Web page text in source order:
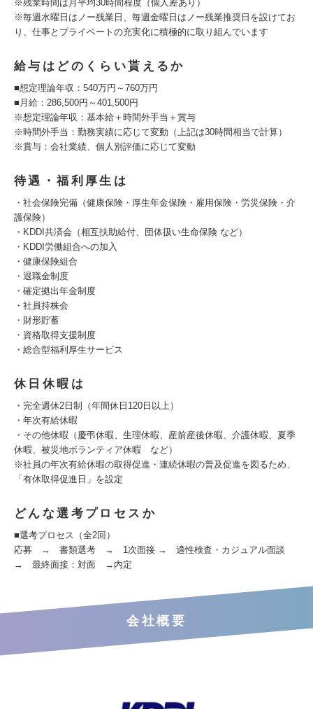
※残業時間は月平均30時間程度（個人差あり）
※毎週水曜日はノー残業日、毎週金曜日はノー残業推奨日を設けてお
り、仕事とプライベートの充実化に積極的に取り組んでいます
給与はどのくらい貰えるか
■想定理論年収：540万円～760万円
■月給：286,500円～401,500円
※想定理論年収：基本給＋時間外手当＋賞与
※時間外手当：勤務実績に応じて変動（上記は30時間相当で計算）
※賞与：会社業績、個人別評価に応じて変動
待遇・福利厚生は
・社会保険完備（健康保険・厚生年金保険・雇用保険・労災保険・介
護保険）
・KDDI共済会（相互扶助給付、団体扱い生命保険 など）
・KDDI労働組合への加入
・健康保険組合
・退職金制度
・確定拠出年金制度
・社員持株会
・財形貯蓄
・資格取得支援制度
・総合型福利厚生サービス
休日休暇は
・完全週休2日制（年間休日120日以上）
・年次有給休暇
・その他休暇（慶弔休暇、生理休暇、産前産後休暇、介護休暇、夏季
休暇、被災地ボランティア休暇 など）
※社員の年次有給休暇の取得促進・連続休暇の普及促進を図るため、
「有休取得促進日」を設定
どんな選考プロセスか
■選考プロセス（全2回）
応募 → 書類選考 → 1次面接 → 適性検査・カジュアル面談
→ 最終面接：対面 →内定
会社概要